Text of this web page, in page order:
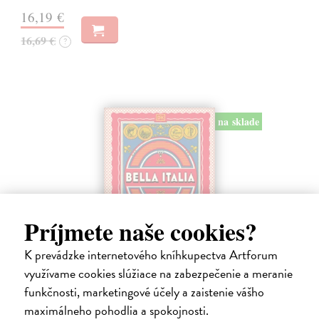
Príjmete naše cookies?
K prevádzke internetového kníhkupectva Artforum
využívame cookies slúžiace na zabezpečenie a meranie
funkčnosti, marketingové účely a zaistenie vášho
maximálneho pohodlia a spokojnosti.
16,19 €
16,69 € ?
na sklade
Bella Italia
kolektív autorov| Kniha
Kto z vás by nechcel zažiť Prázdniny v Ríme? Sadnúť si na Vespu a
obehnúť pamiatky ? Španielske schody či Koloseum, ochutnať kávu,